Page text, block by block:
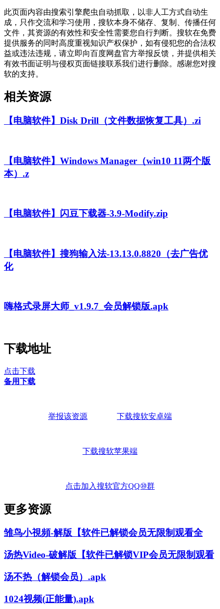
此页面内容由搜索引擎爬虫自动抓取，以非人工方式自动生
成，只作交流和学习使用，搜软本身不储存、复制、传播任何
文件，其资源的有效性和安全性需要您自行判断。搜软在免费
提供服务的同时高度重视知识产权保护，如有侵犯您的合法权
益或违法违规，请立即向百度网盘官方举报反馈，并提供相关
有效书面证明与侵权页面链接联系我们进行删除。感谢您对搜
软的支持。
相关资源
【电脑软件】Disk Drill（文件数据恢复工具）.zi
【电脑软件】Windows Manager（win10 11两个版
本）.z
【电脑软件】闪豆下载器-3.9-Modify.zip
【电脑软件】搜狗输入法-13.13.0.8820（去广告优
化
嗨格式录屏大师_v1.9.7_会员解锁版.apk
下载地址
点击下载
备用下载
举报该资源 下载搜软安卓端
下载搜软苹果端
点击加入搜软官方QQ⑩群
更多资源
雏鸟小視頻-解版【软件已解锁会员无限制观看全
汤热Video-破解版【软件已解锁VIP会员无限制观看
汤不热（解锁会员）.apk
1024视频(正能量).apk